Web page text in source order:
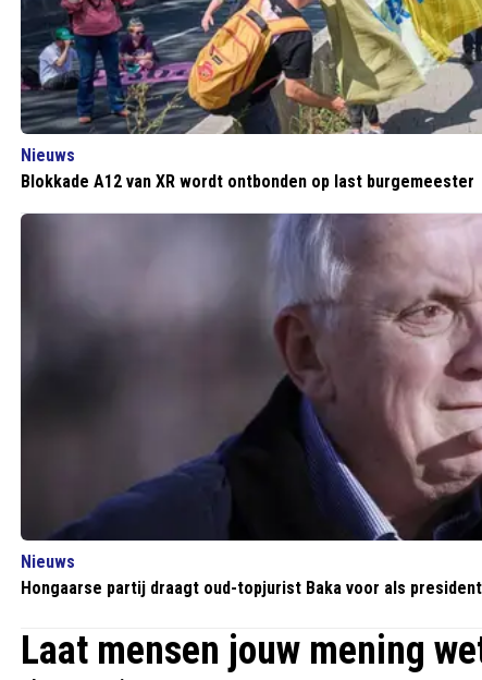
Nieuws
Blokkade A12 van XR wordt ontbonden op last burgemeester
Nieuws
Hongaarse partij draagt oud-topjurist Baka voor als president
Laat mensen jouw mening